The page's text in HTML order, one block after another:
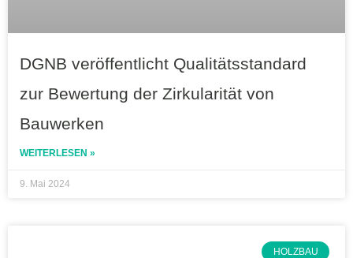
DGNB veröffentlicht Qualitätsstandard
zur Bewertung der Zirkularität von
Bauwerken
WEITERLESEN »
9. Mai 2024
HOLZBAU